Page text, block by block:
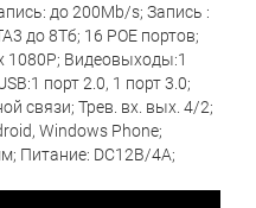
до 200Mb/s; Запись :
до 8Тб; 16 POE портов;
1080P; Видеовыходы:1
порт 2.0, 1 порт 3.0;
связи; Трев. вх. вых. 4/2;
Windows Phone;
Питание: DC12В/4A;